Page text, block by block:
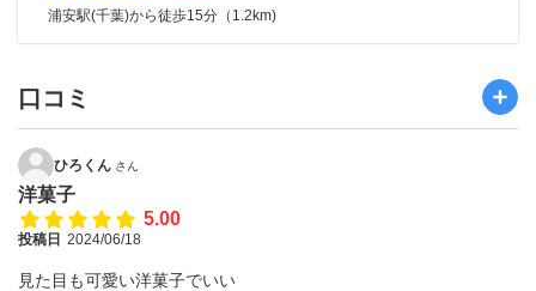
浦安駅(千葉)から徒歩15分（1.2km)
口コミ
ひろくん さん
洋菓子
5.00
投稿日 2024/06/18
見た目も可愛い洋菓子でいい